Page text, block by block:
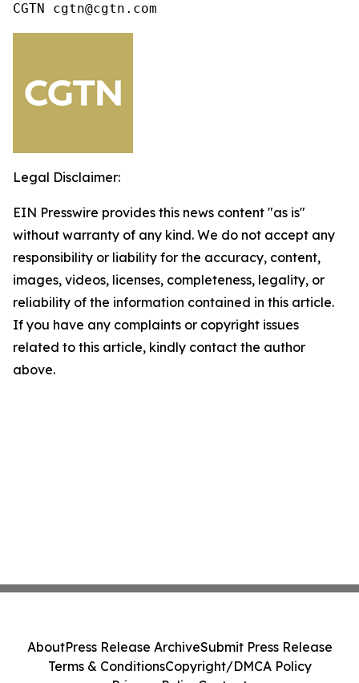
CGTN cgtn@cgtn.com
Legal Disclaimer:
EIN Presswire provides this news content "as is"
without warranty of any kind. We do not accept any
responsibility or liability for the accuracy, content,
images, videos, licenses, completeness, legality, or
reliability of the information contained in this article.
If you have any complaints or copyright issues
related to this article, kindly contact the author
above.
AboutPress Release ArchiveSubmit Press Release
Terms & ConditionsCopyright/DMCA Policy